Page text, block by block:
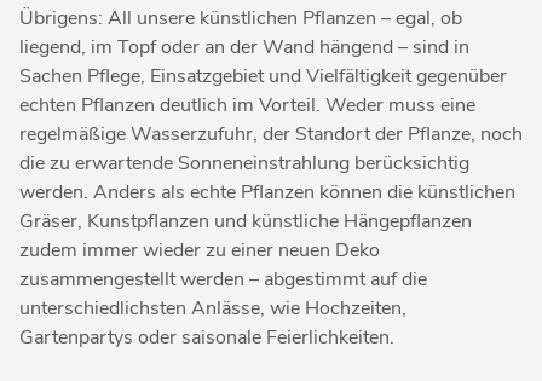
Übrigens: All unsere künstlichen Pflanzen – egal, ob
liegend, im Topf oder an der Wand hängend – sind in
Sachen Pflege, Einsatzgebiet und Vielfältigkeit gegenüber
echten Pflanzen deutlich im Vorteil. Weder muss eine
regelmäßige Wasserzufuhr, der Standort der Pflanze, noch
die zu erwartende Sonneneinstrahlung berücksichtig
werden. Anders als echte Pflanzen können die künstlichen
Gräser, Kunstpflanzen und künstliche Hängepflanzen
zudem immer wieder zu einer neuen Deko
zusammengestellt werden – abgestimmt auf die
unterschiedlichsten Anlässe, wie Hochzeiten,
Gartenpartys oder saisonale Feierlichkeiten.